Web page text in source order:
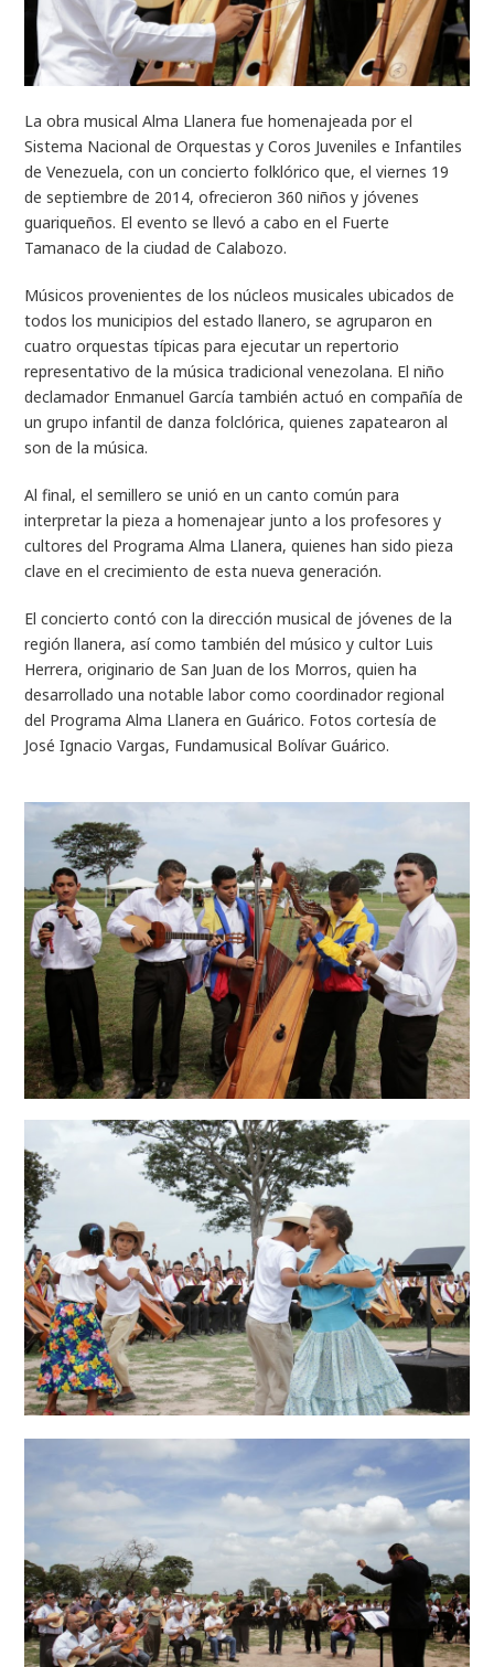
La obra musical Alma Llanera fue homenajeada por el
Sistema Nacional de Orquestas y Coros Juveniles e Infantiles
de Venezuela, con un concierto folklórico que, el viernes 19
de septiembre de 2014, ofrecieron 360 niños y jóvenes
guariqueños. El evento se llevó a cabo en el Fuerte
Tamanaco de la ciudad de Calabozo.
Músicos provenientes de los núcleos musicales ubicados de
todos los municipios del estado llanero, se agruparon en
cuatro orquestas típicas para ejecutar un repertorio
representativo de la música tradicional venezolana. El niño
declamador Enmanuel García también actuó en compañía de
un grupo infantil de danza folclórica, quienes zapatearon al
son de la música.
Al final, el semillero se unió en un canto común para
interpretar la pieza a homenajear junto a los profesores y
cultores del Programa Alma Llanera, quienes han sido pieza
clave en el crecimiento de esta nueva generación.
El concierto contó con la dirección musical de jóvenes de la
región llanera, así como también del músico y cultor Luis
Herrera, originario de San Juan de los Morros, quien ha
desarrollado una notable labor como coordinador regional
del Programa Alma Llanera en Guárico. Fotos cortesía de
José Ignacio Vargas, Fundamusical Bolívar Guárico.